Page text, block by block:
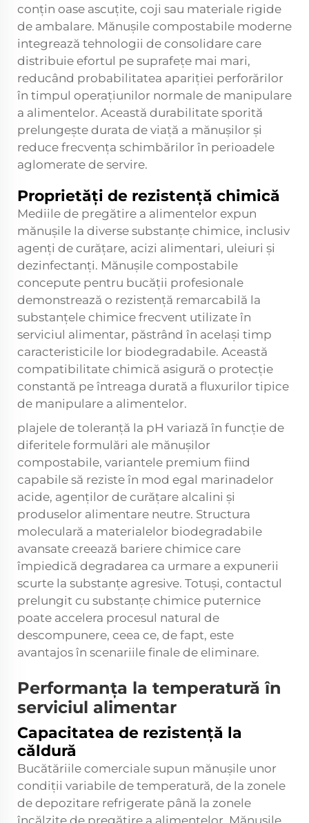
conțin oase ascuțite, coji sau materiale rigide
de ambalare. Mănușile compostabile moderne
integrează tehnologii de consolidare care
distribuie efortul pe suprafețe mai mari,
reducând probabilitatea apariției perforărilor
în timpul operațiunilor normale de manipulare
a alimentelor. Această durabilitate sporită
prelungește durata de viață a mănușilor și
reduce frecvența schimbărilor în perioadele
aglomerate de servire.
Proprietăți de rezistență chimică
Mediile de pregătire a alimentelor expun
mănușile la diverse substanțe chimice, inclusiv
agenți de curățare, acizi alimentari, uleiuri și
dezinfectanți. Mănușile compostabile
concepute pentru bucății profesionale
demonstrează o rezistență remarcabilă la
substanțele chimice frecvent utilizate în
serviciul alimentar, păstrând în același timp
caracteristicile lor biodegradabile. Această
compatibilitate chimică asigură o protecție
constantă pe întreaga durată a fluxurilor tipice
de manipulare a alimentelor.
plajele de toleranță la pH variază în funcție de
diferitele formulări ale mănușilor
compostabile, variantele premium fiind
capabile să reziste în mod egal marinadelor
acide, agenților de curățare alcalini și
produselor alimentare neutre. Structura
moleculară a materialelor biodegradabile
avansate creează bariere chimice care
împiedică degradarea ca urmare a expunerii
scurte la substanțe agresive. Totuși, contactul
prelungit cu substanțe chimice puternice
poate accelera procesul natural de
descompunere, ceea ce, de fapt, este
avantajos în scenariile finale de eliminare.
Performanța la temperatură în
serviciul alimentar
Capacitatea de rezistență la
căldură
Bucătăriile comerciale supun mănușile unor
condiții variabile de temperatură, de la zonele
de depozitare refrigerate până la zonele